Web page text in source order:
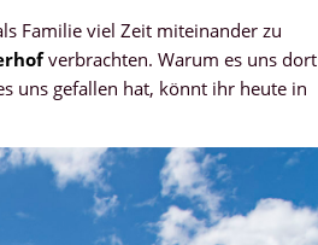
Familie viel Zeit miteinander zu
verbrachten. Warum es uns dort
uns gefallen hat, könnt ihr heute in